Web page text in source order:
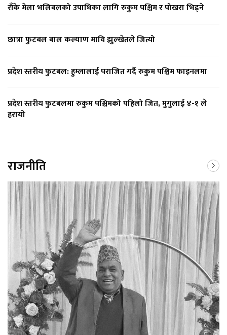
राँके मेला भलिबलको उपाधिका लागि रुकुम पश्चिम र पोखरा भिड्ने
छात्रा फुटबल बाल कल्याण मावि झुल्खेतले जित्यो
प्रदेश स्तरीय फुटबल: हुम्लालाई पराजित गर्दै रुकुम पश्चिम फाइनलमा
प्रदेश स्तरीय फुटबलमा रुकुम पश्चिमको पहिलो जित, मुगुलाई ४-१ ले
हरायो
राजनीति